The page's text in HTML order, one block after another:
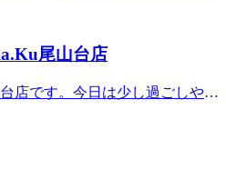
人気のリラク系ボディケア♪マ
井町線＃尾山台＃整体・マッサ
＃PayPay
レッチ＆骨盤ストレッチ』をと
気のリラク系ボディケア♪ ＃東
マッサージファンにも大人
力
尾山台店
店です。今日は少し過ごしやす
ないなどなど、この季節もいろ
います。そんな時にはホッと、